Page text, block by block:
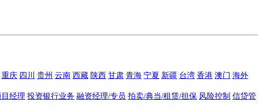
重庆 四川 贵州 云南 西藏 陕西 甘肃 青海 宁夏 新疆 台湾 香港 澳门 海外
经理 投资银行业务 融资经理/专员 拍卖/典当/租赁/担保 风险控制 信贷管